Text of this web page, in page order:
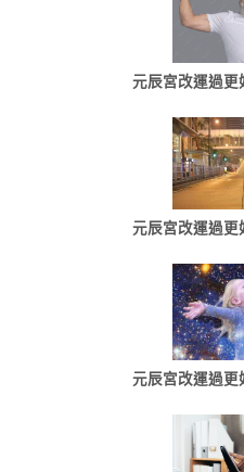
元辰宮改運過更
元辰宮改運過
元辰宮改運過